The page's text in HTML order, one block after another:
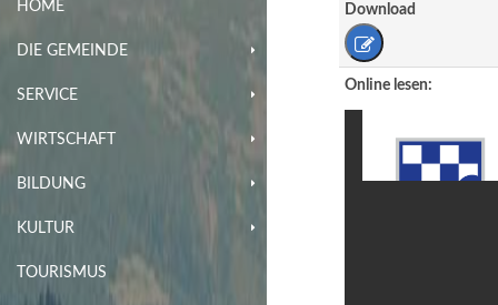
HOME
DIE GEMEINDE
SERVICE
WIRTSCHAFT
BILDUNG
KULTUR
TOURISMUS
Download
Online lesen: